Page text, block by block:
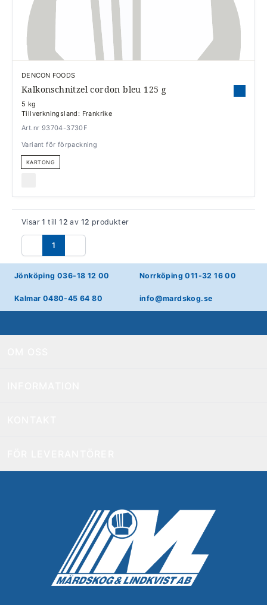
DENCON FOODS
Kalkonschnitzel cordon bleu 125 g
5 kg
Tillverkningsland: Frankrike
Art.nr 93704-3730F
Variant för förpackning
KARTONG
Visar1 till12 av 12 produkter
Föregående
1
Nästa
Jönköping 036-18 12 00 Norrköping 011-32 16 00
Kalmar 0480-45 64 80 info@mardskog.se